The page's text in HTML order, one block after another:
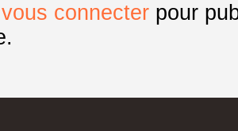
vous connecter pour